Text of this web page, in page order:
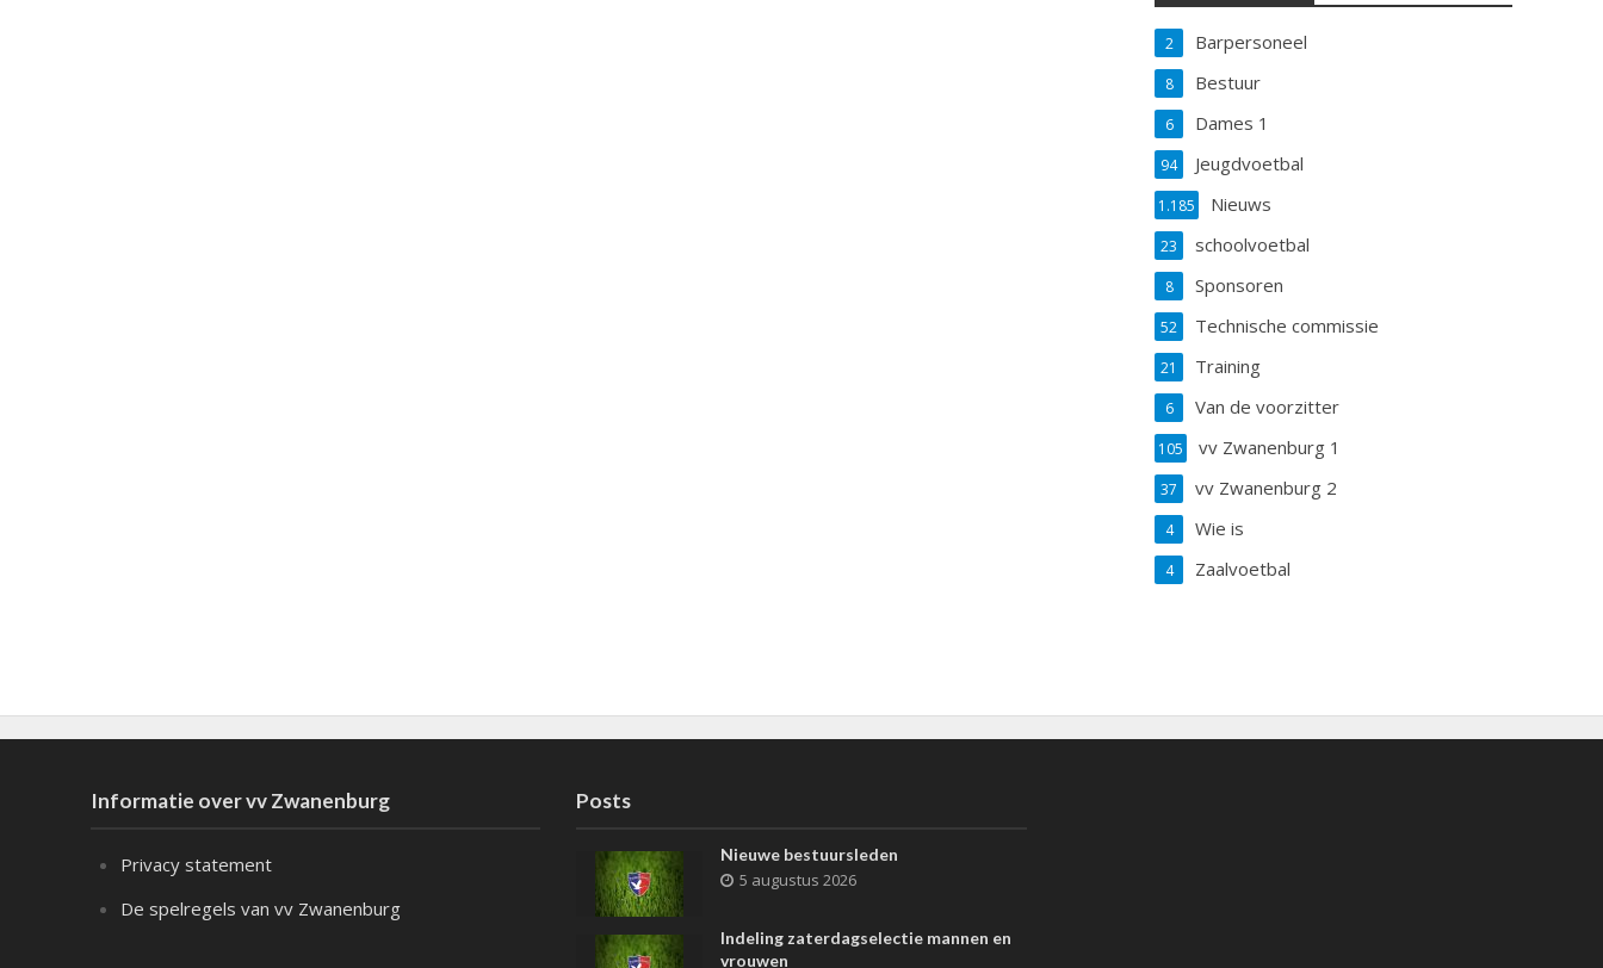
Barpersoneel
2
Bestuur
8
Dames 1
6
Jeugdvoetbal
94
Nieuws
1.185
schoolvoetbal
23
Sponsoren
8
Technische commissie
52
Training
21
Van de voorzitter
6
vv Zwanenburg 1
105
vv Zwanenburg 2
37
Wie is
4
Zaalvoetbal
4
Informatie over vv Zwanenburg
Privacy statement
De spelregels van vv Zwanenburg
Posts
Nieuwe bestuursleden
5 augustus 2026
Indeling zaterdagselectie mannen en
vrouwen